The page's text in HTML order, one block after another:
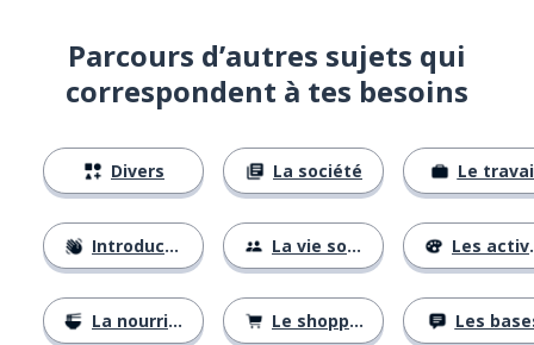
Parcours d’autres sujets qui
correspondent à tes besoins
Divers
Introductions
La nourriture
La société
La vie sociale
Le shopping
Le
Les activités
Les